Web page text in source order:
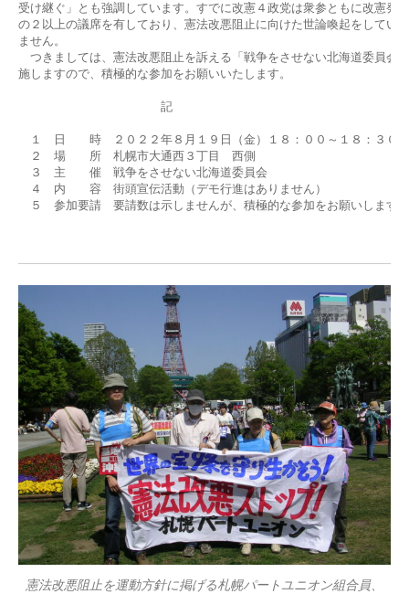
受け継ぐ」とも強調しています。すでに改憲４政党は衆参ともに改憲発
の２以上の議席を有しており、憲法改悪阻止に向けた世論喚起をしてい
ません。
つきましては、憲法改悪阻止を訴える「戦争をさせない北海道委員会
施しますので、積極的な参加をお願いいたします。
記
１　日　　時　２０２２年８月１９日（金）１８：００～１８：３０
２　場　　所　札幌市大通西３丁目　西側
３　主　　催　戦争をさせない北海道委員会
４　内　　容　街頭宣伝活動（デモ行進はありません）
５　参加要請　要請数は示しませんが、積極的な参加をお願いします。
憲法改悪阻止を運動方針に掲げる札幌パートユニオン組合員、